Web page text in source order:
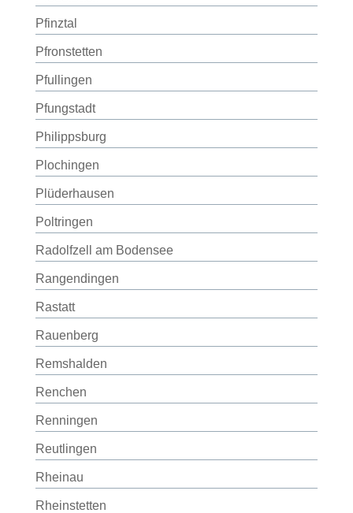
Pfinztal
Pfronstetten
Pfullingen
Pfungstadt
Philippsburg
Plochingen
Plüderhausen
Poltringen
Radolfzell am Bodensee
Rangendingen
Rastatt
Rauenberg
Remshalden
Renchen
Renningen
Reutlingen
Rheinau
Rheinstetten